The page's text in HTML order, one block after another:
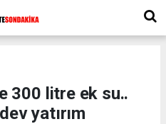
300 litre ek su..
yatırım